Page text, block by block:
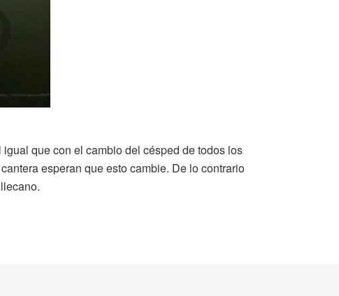
que con el cambio del césped de todos los
esperan que esto cambie. De lo contrario